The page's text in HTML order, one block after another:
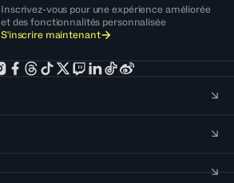
Inscrivez-vous pour une expérience améliorée
et des fonctionnalités personnalisée
S'inscrire maintenant